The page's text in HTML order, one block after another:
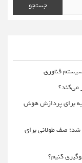
فناوری
می‌کند؟
از اولین تراشه حافظه با بیش از ۴۰۰ لایه برای پردازش هوش
تا پایان سال ۲۰۲۷ فروخته شد؛ صف طولانی برای
کنیم؟